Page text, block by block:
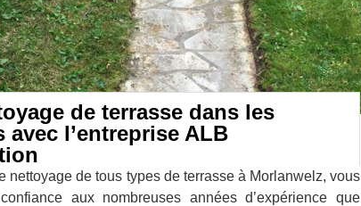
de terrasse dans les
avec l’entreprise ALB
nettoyage de tous types de terrasse à Morlanwelz, vous
aux nombreuses années d’expérience que